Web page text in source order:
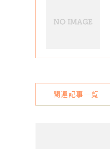
関連記事一覧